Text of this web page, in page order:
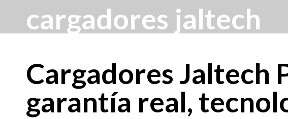
cargadores jaltech
Cargadores Jaltech
garantía real,